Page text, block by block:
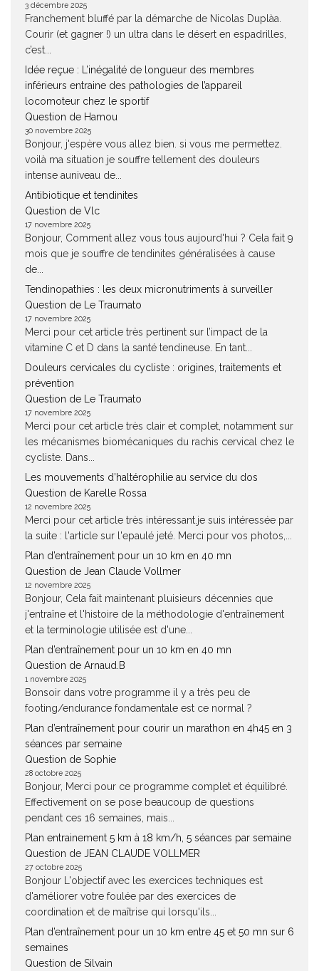
3 décembre 2025
Franchement bluffé par la démarche de Nicolas Duplàa.
Courir (et gagner !) un ultra dans le désert en espadrilles,
c’est...
Idée reçue : L’inégalité de longueur des membres
inférieurs entraine des pathologies de l’appareil
locomoteur chez le sportif
Question de Hamou
30 novembre 2025
Bonjour, j'espère vous allez bien. si vous me permettez.
voilà ma situation je souffre tellement des douleurs
intense auniveau de...
Antibiotique et tendinites
Question de Vlc
17 novembre 2025
Bonjour, Comment allez vous tous aujourd'hui ? Cela fait 9
mois que je souffre de tendinites généralisées à cause
de...
Tendinopathies : les deux micronutriments à surveiller
Question de Le Traumato
17 novembre 2025
Merci pour cet article très pertinent sur l’impact de la
vitamine C et D dans la santé tendineuse. En tant...
Douleurs cervicales du cycliste : origines, traitements et
prévention
Question de Le Traumato
17 novembre 2025
Merci pour cet article très clair et complet, notamment sur
les mécanismes biomécaniques du rachis cervical chez le
cycliste. Dans...
Les mouvements d’haltérophilie au service du dos
Question de Karelle Rossa
12 novembre 2025
Merci pour cet article très intéressant.je suis intéressée par
la suite : l'article sur l'epaulé jeté. Merci pour vos photos,...
Plan d’entraînement pour un 10 km en 40 mn
Question de Jean Claude Vollmer
12 novembre 2025
Bonjour, Cela fait maintenant pluisieurs décennies que
j'entraîne et l'histoire de la méthodologie d'entraînement
et la terminologie utilisée est d'une...
Plan d’entraînement pour un 10 km en 40 mn
Question de Arnaud.B
1 novembre 2025
Bonsoir dans votre programme il y a très peu de
footing/endurance fondamentale est ce normal ?
Plan d’entraînement pour courir un marathon en 4h45 en 3
séances par semaine
Question de Sophie
28 octobre 2025
Bonjour, Merci pour ce programme complet et équilibré.
Effectivement on se pose beaucoup de questions
pendant ces 16 semaines, mais...
Plan entrainement 5 km à 18 km/h, 5 séances par semaine
Question de JEAN CLAUDE VOLLMER
27 octobre 2025
Bonjour L'objectif avec les exercices techniques est
d'améliorer votre foulée par des exercices de
coordination et de maîtrise qui lorsqu'ils...
Plan d’entraînement pour un 10 km entre 45 et 50 mn sur 6
semaines
Question de Silvain